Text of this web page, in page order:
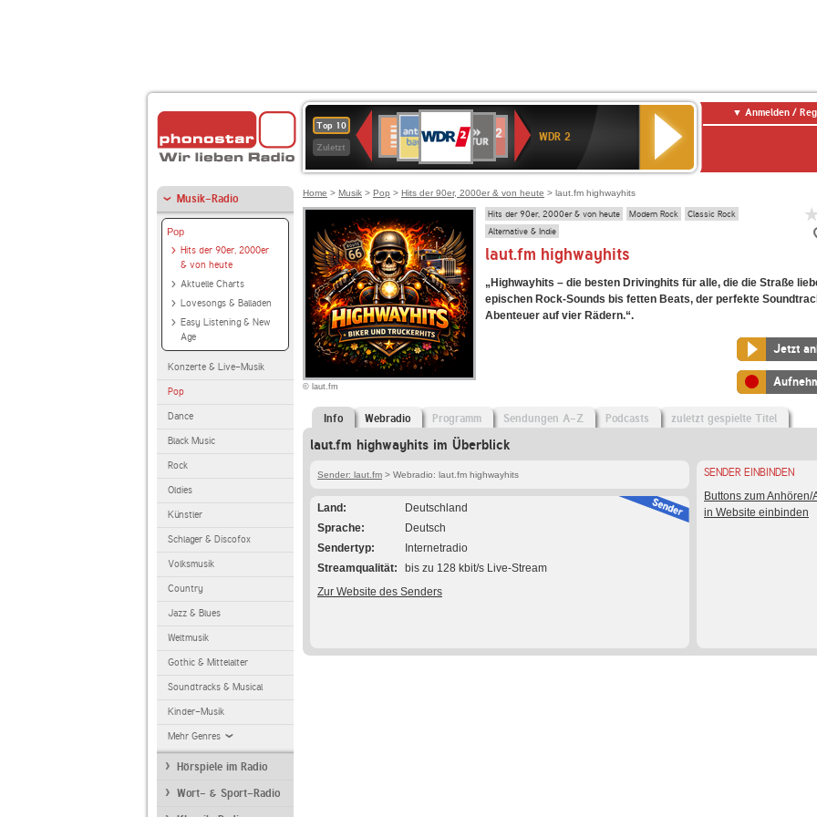
Top 10
Zuletzt
Deutschlandfunk
90er
OLDIE
ANTENNE
4
KLASSIK
Deutschlandfunk
KulturBAYERN
2
Kultur
NDR
2
WDR 2
Anmelden /
Musik-Radio
Pop
Hits der 90er, 2000er
& von heute
Aktuelle Charts
Lovesongs & Balladen
Easy Listening & New
Age
Konzerte & Live-Musik
Pop
Dance
Black Music
Rock
Oldies
Künstler
Schlager & Discofox
Volksmusik
Country
Jazz & Blues
Weltmusik
Gothic & Mittelalter
Soundtracks & Musical
Kinder-Musik
Mehr Genres
Hörspiele im Radio
Wort- & Sport-Radio
Home > Musik > Pop > Hits der 90er, 2000er & von heute > laut.fm highwayhits
© laut.fm
Hits der 90er, 2000er & von heute Modern Rock
Classic Rock
Alternative & Indie
laut.fm highwayhits
„Highwayhits – die besten Drivinghits für alle, die die Straße
epischen Rock-Sounds bis fetten Beats, der perfekte
Abenteuer auf vier Rädern.“.
Jetzt
Info Webradio Programm Sendungen A-Z Podcasts zuletzt gespielte Titel
laut.fm highwayhits im Überblick
Sender: laut.fm > Webradio: laut.fm highwayhits
Land
Deutschland
Sprache
Deutsch
Sendertyp
Internetradio
Streamqualität
bis zu 128 kbit/s Live-Stream
Zur Website des Senders
SENDER EINBINDEN
Buttons zum Anhören/
in Website einbinden